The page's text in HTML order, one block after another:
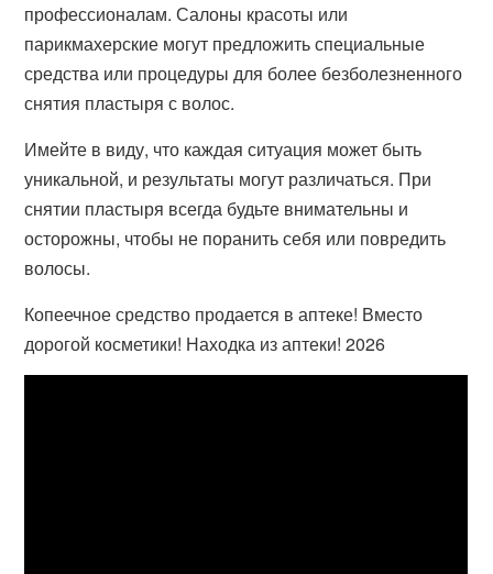
профессионалам. Салоны красоты или
парикмахерские могут предложить специальные
средства или процедуры для более безболезненного
снятия пластыря с волос.
Имейте в виду, что каждая ситуация может быть
уникальной, и результаты могут различаться. При
снятии пластыря всегда будьте внимательны и
осторожны, чтобы не поранить себя или повредить
волосы.
Копеечное средство продается в аптеке! Вместо
дорогой косметики! Находка из аптеки! 2026